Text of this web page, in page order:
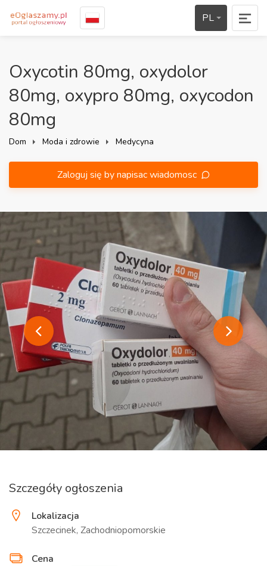
PL
Oxycotin 80mg, oxydolor
80mg, oxypro 80mg, oxycodon
80mg
Dom Moda i zdrowie Medycyna
Zaloguj się by napisac wiadomosc
Szczegóły ogłoszenia
Lokalizacja
Szczecinek, Zachodniopomorskie
Cena